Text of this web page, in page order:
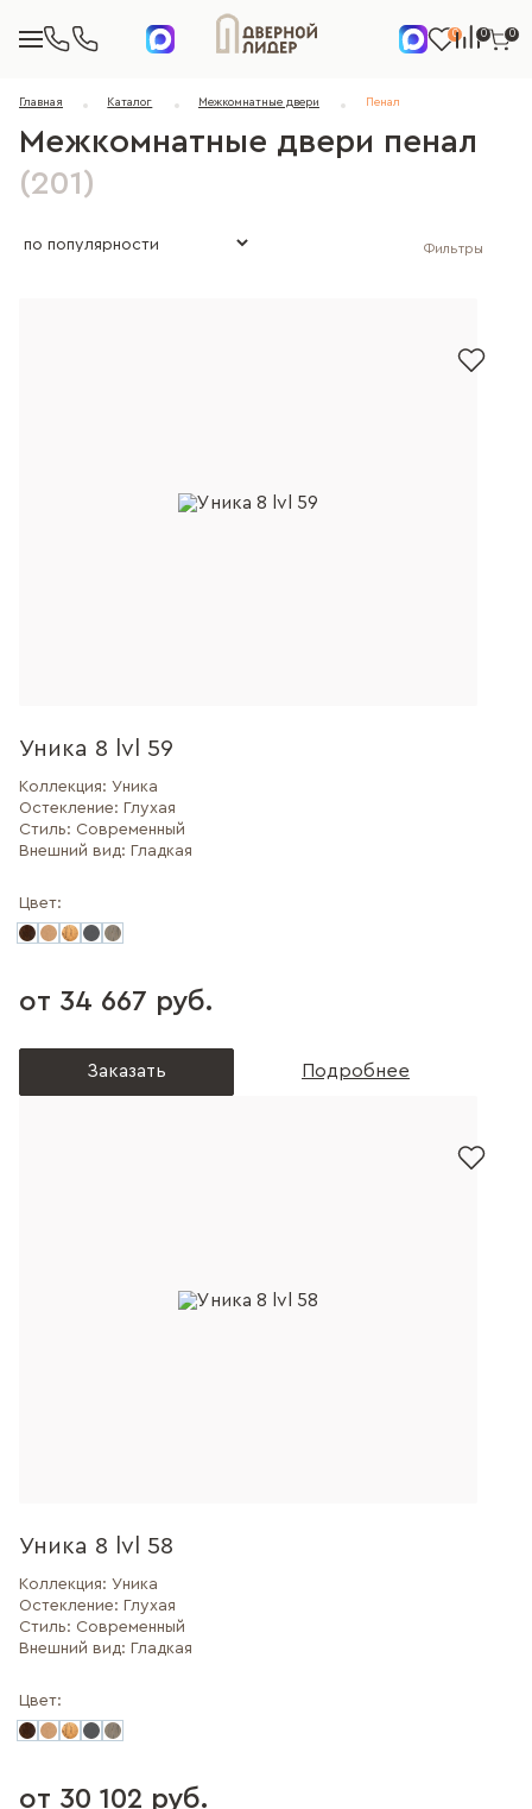
0 0 0
Главная Каталог Межкомнатные двери Пенал
Межкомнатные двери пенал
(201)
Фильтры
Уника 8 lvl 59
Коллекция: Уника
Остекление: Глухая
Стиль: Современный
Внешний вид: Гладкая
Цвет:
от 34 667 руб.
Заказать Подробнее
Уника 8 lvl 58
Коллекция: Уника
Остекление: Глухая
Стиль: Современный
Внешний вид: Гладкая
Цвет:
от 30 102 руб.